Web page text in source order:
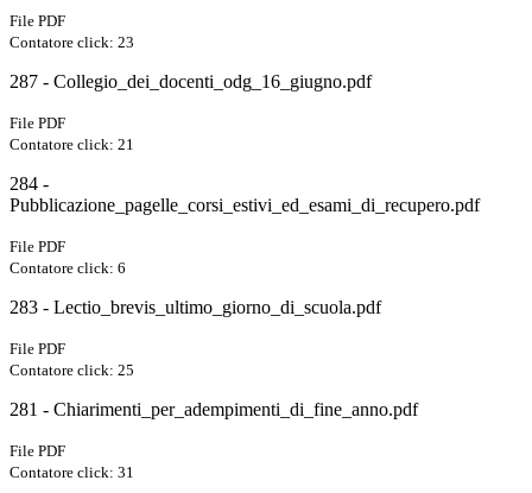
File PDF
Contatore click: 23
287 - Collegio_dei_docenti_odg_16_giugno.pdf
File PDF
Contatore click: 21
284 -
Pubblicazione_pagelle_corsi_estivi_ed_esami_di_recupero.pdf
File PDF
Contatore click: 6
283 - Lectio_brevis_ultimo_giorno_di_scuola.pdf
File PDF
Contatore click: 25
281 - Chiarimenti_per_adempimenti_di_fine_anno.pdf
File PDF
Contatore click: 31